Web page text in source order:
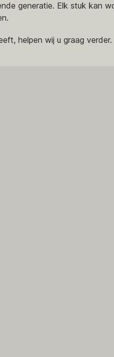
generatie. Elk stuk kan
helpen wij u graag verder.